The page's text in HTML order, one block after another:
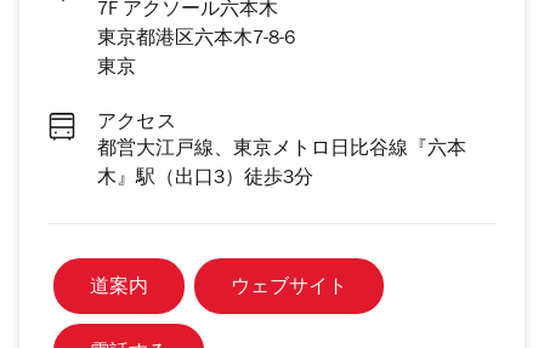
7F アクソール六本木
東京都港区六本木7-8-6
東京
アクセス
都営大江戸線、東京メトロ日比谷線『六本
木』駅（出口3）徒歩3分
道案内 ウェブサイト